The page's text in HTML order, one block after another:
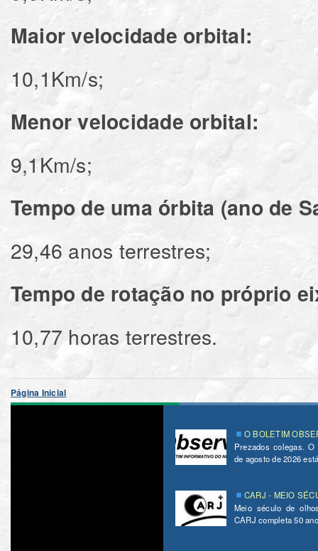
Maior velocidade orbital:
10,1Km/s;
Menor velocidade orbital:
9,1Km/s;
Tempo de uma órbita (ano de
29,46 anos terrestres;
Tempo de rotação no próprio
10,77 horas terrestres.
Página Inicial
O BOLETIM
Prezados colegas.
de agosto de 2026
CARJ - MEIO
Meio século de
CARJ completa 50